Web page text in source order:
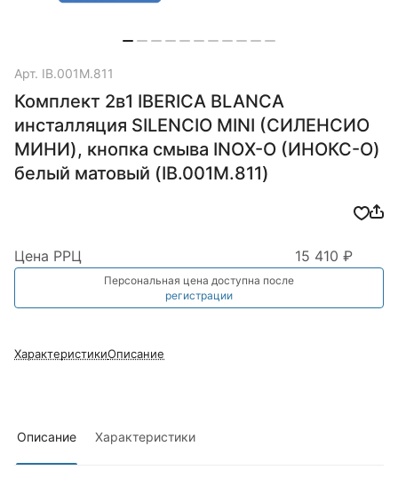
Арт. IB.001M.811
Комплект 2в1 IBERICA BLANCA
инсталляция SILENCIO MINI (СИЛЕНСИО
МИНИ), кнопка смыва INOX-O (ИНОКС-О)
белый матовый (IB.001M.811)
Цена РРЦ 15 410 ₽
Персональная цена доступна после
регистрации
ХарактеристикиОписание
Описание Характеристики